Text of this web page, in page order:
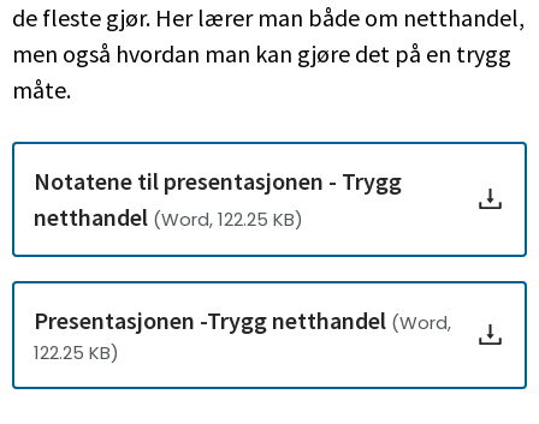
de fleste gjør. Her lærer man både om netthandel,
men også hvordan man kan gjøre det på en trygg
måte.
Notatene til presentasjonen - Trygg
netthandel (Word, 122.25 KB)
Presentasjonen -Trygg netthandel (Word,
122.25 KB)